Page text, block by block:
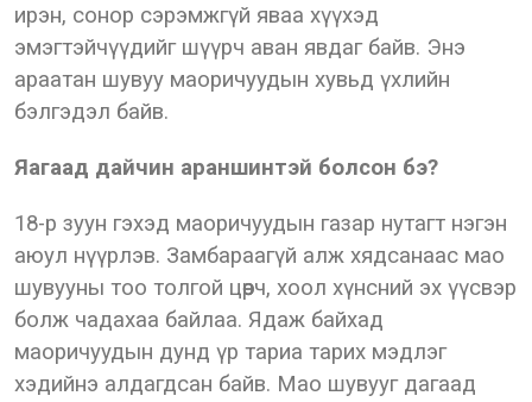
ирэн, сонор сэрэмжгүй яваа хүүхэд
эмэгтэйчүүдийг шүүрч аван явдаг байв. Энэ
араатан шувуу маоричуудын хувьд үхлийн
бэлгэдэл байв.
Яагаад дайчин араншинтэй болсон бэ?
18-р зуун гэхэд маоричуудын газар нутагт нэгэн
аюул нүүрлэв. Замбараагүй алж хядсанаас мао
шувууны тоо толгой цөөрч, хоол хүнсний эх үүсвэр
болж чадахаа байлаа. Ядаж байхад
маоричуудын дунд үр тариа тарих мэдлэг
хэдийнэ алдагдсан байв. Мао шувууг дагаад